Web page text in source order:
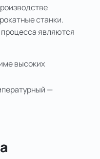
станки.
процесса являются
высоких
—